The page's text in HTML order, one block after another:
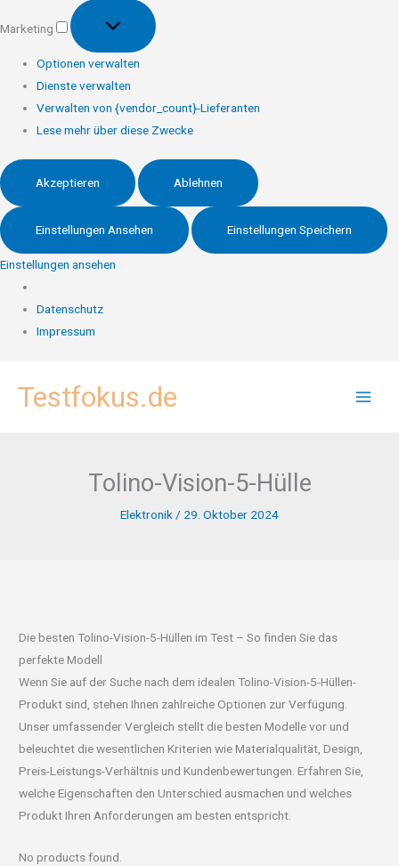
Marketing
Marketing
Optionen verwalten
Dienste verwalten
Verwalten von {vendor_count}-Lieferanten
Lese mehr über diese Zwecke
Akzeptieren Ablehnen
Einstellungen Ansehen Einstellungen Speichern
Einstellungen ansehen
Datenschutz
Impressum
InhaltTestfokus.de
Tolino-Vision-5-Hülle
Elektronik / 29. Oktober 2024
Die besten Tolino-Vision-5-Hüllen im Test – So finden Sie das
perfekte Modell
Wenn Sie auf der Suche nach dem idealen Tolino-Vision-5-Hüllen-
Produkt sind, stehen Ihnen zahlreiche Optionen zur Verfügung.
Unser umfassender Vergleich stellt die besten Modelle vor und
beleuchtet die wesentlichen Kriterien wie Materialqualität, Design,
Preis-Leistungs-Verhältnis und Kundenbewertungen. Erfahren Sie,
welche Eigenschaften den Unterschied ausmachen und welches
Produkt Ihren Anforderungen am besten entspricht.
No products found.